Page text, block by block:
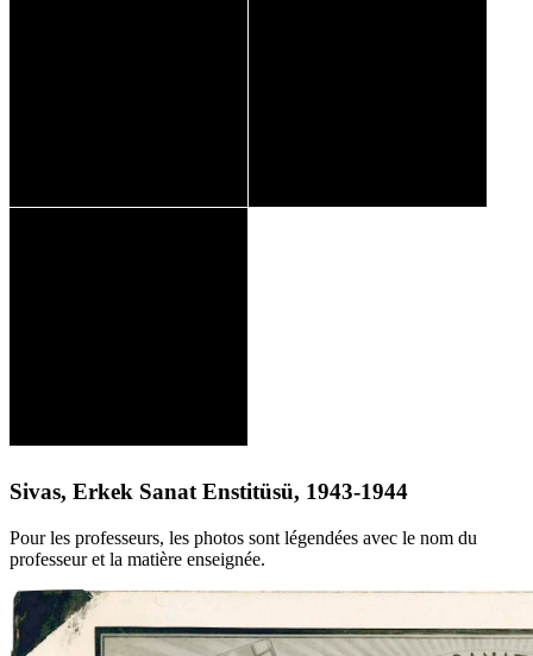
Sivas, Erkek Sanat Enstitüsü, 1943-1944
Pour les professeurs, les photos sont légendées avec le nom du
professeur et la matière enseignée.